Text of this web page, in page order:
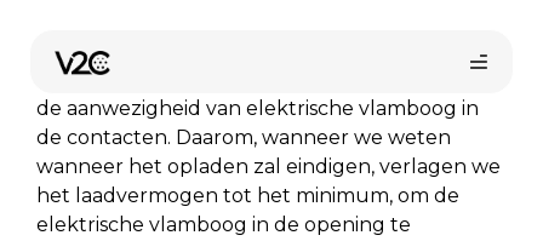
inhoud
Om de levensduur van uw lader maximaal te
verlengen, vermijden we in de meeste gevallen
de aanwezigheid van elektrische vlamboog in
de contacten. Daarom, wanneer we weten
wanneer het opladen zal eindigen, verlagen we
het laadvermogen tot het minimum, om de
elektrische vlamboog in de opening te